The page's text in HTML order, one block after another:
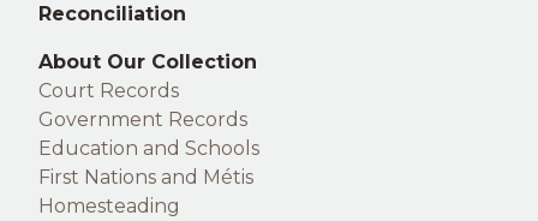
Reconciliation
Right
footer
About Our Collection
Court Records
Government Records
Education and Schools
First Nations and Métis
Homesteading